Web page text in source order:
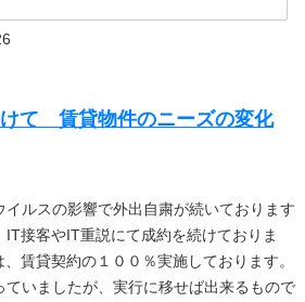
て 賃貸物件のニーズの変化
イルスの影響で外出自粛が続いております
接客やIT重説にて成約を続けておりま
賃貸契約の１００％実施しております。
ていましたが、実行に移せば出来るもので